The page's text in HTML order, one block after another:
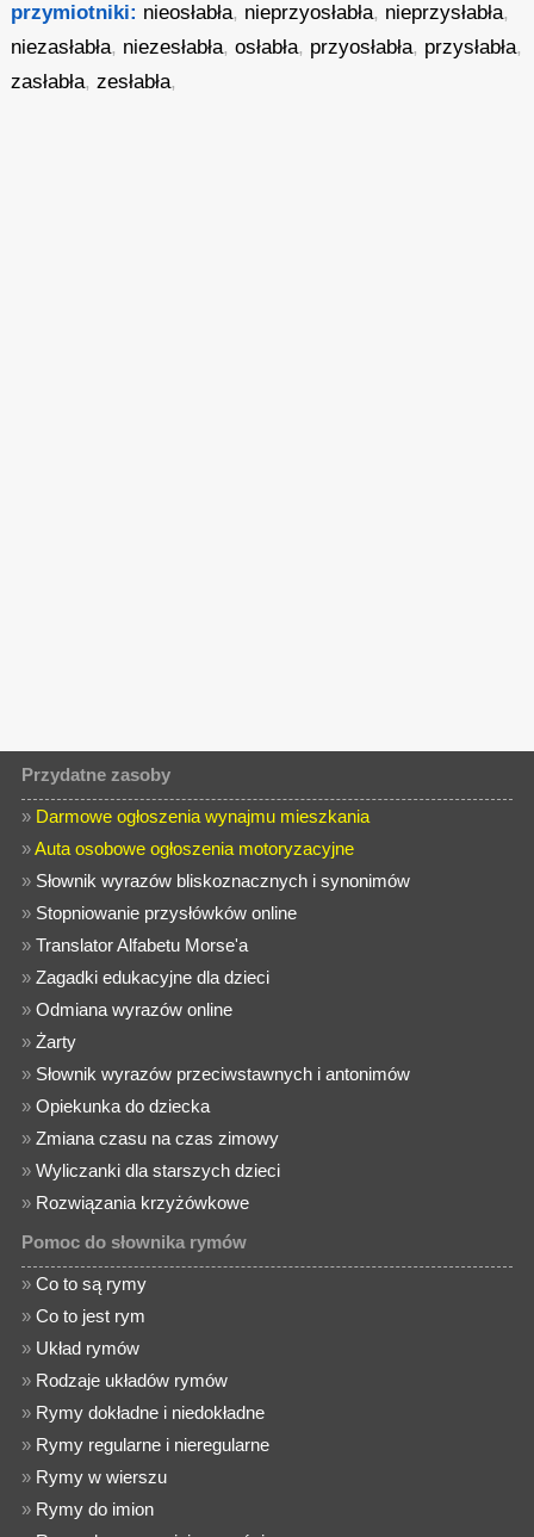
przymiotniki: nieosłabła, nieprzyosłabła, nieprzysłabła,
niezasłabła, niezesłabła,osłabła, przyosłabła, przysłabła,
zasłabła,zesłabła,
Przydatne zasoby
» Darmowe ogłoszenia wynajmu mieszkania
»Auta osobowe ogłoszenia motoryzacyjne
» Słownik wyrazów bliskoznacznych i synonimów
» Stopniowanie przysłówków online
»Translator Alfabetu Morse'a
»Zagadki edukacyjne dla dzieci
»Odmiana wyrazów online
»Żarty
» Słownik wyrazów przeciwstawnych i antonimów
»Opiekunka do dziecka
»Zmiana czasu na czas zimowy
»Wyliczanki dla starszych dzieci
» Rozwiązania krzyżówkowe
Pomoc do słownika rymów
»Co to są rymy
»Co to jest rym
» Układ rymów
» Rodzaje układów rymów
» Rymy dokładne i niedokładne
» Rymy regularne i nieregularne
» Rymy w wierszu
» Rymy do imion